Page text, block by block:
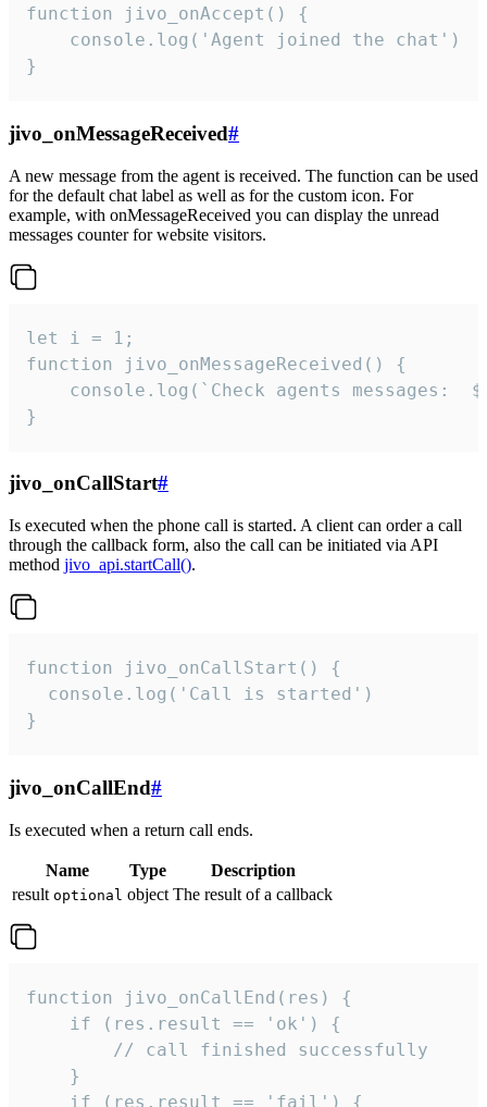
function jivo_onAccept() {
}
jivo_onMessageReceived#
A new message from the agent is received. The function can be used
for the default chat label as well as for the custom icon. For
example, with onMessageReceived you can display the unread
messages counter for website visitors.
let i = 1;
function jivo_onMessageReceived() {
}
jivo_onCallStart#
Is executed when the phone call is started. A client can order a call
through the callback form, also the call can be initiated via API
method jivo_api.startCall().
function jivo_onCallStart() {
  console.log('Call is started')
}
jivo_onCallEnd#
Is executed when a return call ends.
Name Type
Description
result optional object The result of a callback
function jivo_onCallEnd(res) {
    if (res.result == 'ok') {
        // call finished successfully
    }
    if (res.result == 'fail') {